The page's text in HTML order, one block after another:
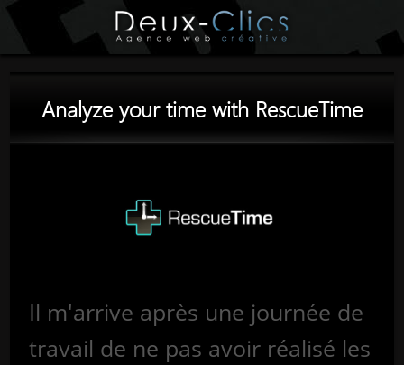
Analyze your time with RescueTime
Il m'arrive après une journée de
travail de ne pas avoir réalisé les